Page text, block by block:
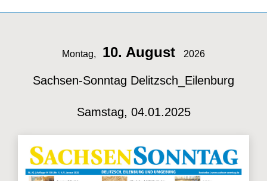
Montag, 10. August 2026
Sachsen-Sonntag Delitzsch_Eilenburg
Samstag, 04.01.2025